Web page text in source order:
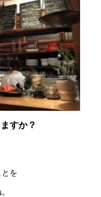
すか？
を